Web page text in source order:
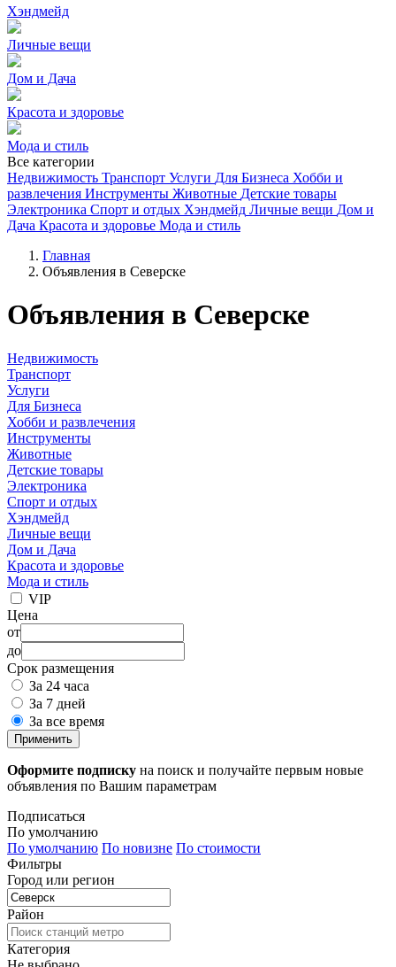
Хэндмейд
Личные вещи
Дом и Дача
Красота и здоровье
Мода и стиль
Все категории
Недвижимость Транспорт Услуги Для Бизнеса Хобби и
развлечения Инструменты Животные Детские товары
Электроника Спорт и отдых Хэндмейд Личные вещи Дом и
Дача Красота и здоровье Мода и стиль
Главная
Объявления в Северске
Объявления в Северске
Недвижимость
Транспорт
Услуги
Для Бизнеса
Хобби и развлечения
Инструменты
Животные
Детские товары
Электроника
Спорт и отдых
Хэндмейд
Личные вещи
Дом и Дача
Красота и здоровье
Мода и стиль
VIP
Цена
от
до
Срок размещения
За 24 часа
За 7 дней
За все время
Применить
Оформите подписку на поиск и получайте первым новые
объявления по Вашим параметрам
Подписаться
По умолчанию
По умолчанию По новизне По стоимости
Фильтры
Город или регион
Район
Категория